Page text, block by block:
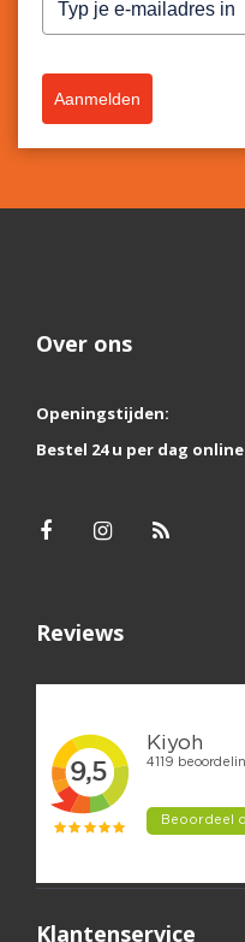
Aanmelden
Over ons
Openingstijden:
Bestel 24 u per dag online
Reviews
Klantenservice